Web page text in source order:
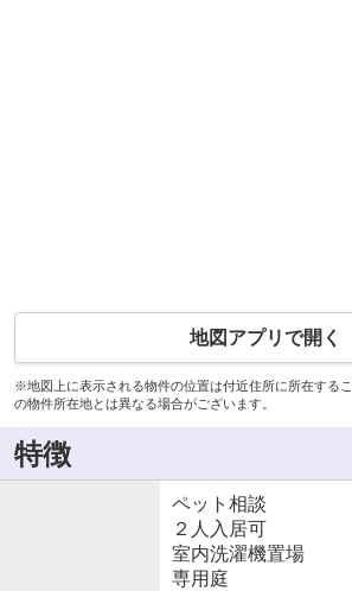
地図アプリで開く
※地図上に表示される物件の位置は付近住所に所在する
の物件所在地とは異なる場合がございます。
特徴
ペット相談
２人入居可
室内洗濯機置場
専用庭